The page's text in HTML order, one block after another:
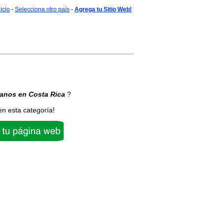
- Selecciona otro país - Agrega tu Sitio Web!
en Costa Rica ?
esta categoría!